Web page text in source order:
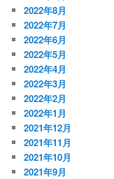
2022年8月
2022年7月
2022年6月
2022年5月
2022年4月
2022年3月
2022年2月
2022年1月
2021年12月
2021年11月
2021年10月
2021年9月